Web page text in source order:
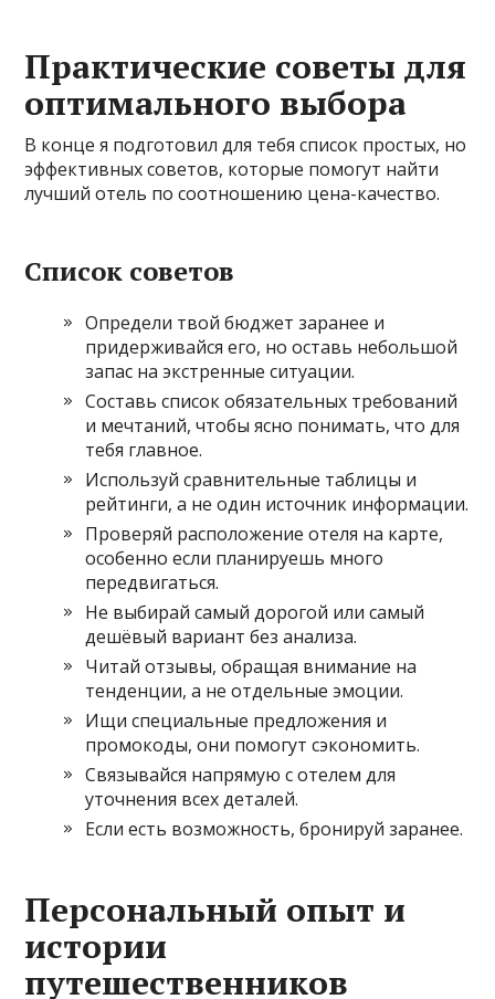
Практические советы для
оптимального выбора
В конце я подготовил для тебя список простых, но
эффективных советов, которые помогут найти
лучший отель по соотношению цена-качество.
Список советов
Определи твой бюджет заранее и
придерживайся его, но оставь небольшой
запас на экстренные ситуации.
Составь список обязательных требований
и мечтаний, чтобы ясно понимать, что для
тебя главное.
Используй сравнительные таблицы и
рейтинги, а не один источник информации.
Проверяй расположение отеля на карте,
особенно если планируешь много
передвигаться.
Не выбирай самый дорогой или самый
дешёвый вариант без анализа.
Читай отзывы, обращая внимание на
тенденции, а не отдельные эмоции.
Ищи специальные предложения и
промокоды, они помогут сэкономить.
Связывайся напрямую с отелем для
уточнения всех деталей.
Если есть возможность, бронируй заранее.
Персональный опыт и
истории
путешественников